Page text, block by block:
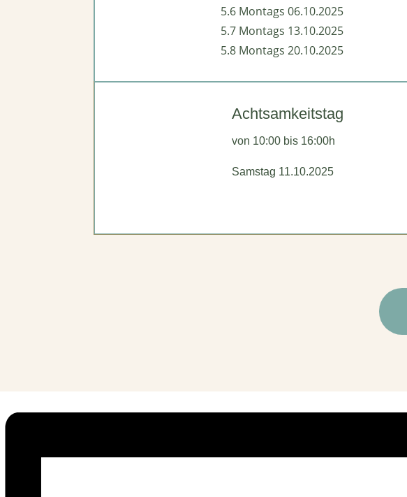
5.6 Montags 06.10.2025
5.7 Montags 13.10.2025
5.8 Montags 20.10.2025
Achtsamkeitstag
von 10:00 bis 16:00h
Samstag 11.10.2025